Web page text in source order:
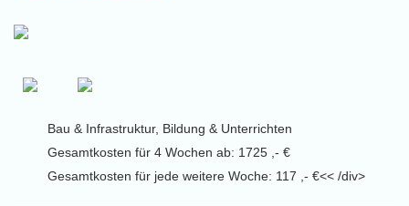
Bau & Infrastruktur, Bildung & Unterrichten
Gesamtkosten für 4 Wochen ab: 1725 ,- €
Gesamtkosten für jede weitere Woche: 117 ,- €<< /div>